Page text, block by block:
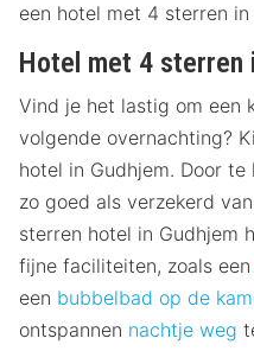
een hotel met 4 sterren
Hotel met 4 sterren
Vind je het lastig om een
volgende overnachting?
hotel in Gudhjem. Door
zo goed als verzekerd
sterren hotel in Gudhjem
fijne faciliteiten, zoals een
een bubbelbad op de
ontspannen nachtje weg